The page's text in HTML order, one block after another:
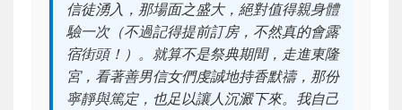
信徒湧入，那場面之盛大，絕對值得親身體
驗一次（不過記得提前訂房，不然真的會露
宿街頭！）。就算不是祭典期間，走進東隆
宮，看著善男信女們虔誠地持香默禱，那份
寧靜與篤定，也足以讓人沉澱下來。我自己